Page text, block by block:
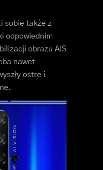
sobie także z
odpowiednim
obrazu AIS
nawet
ostre i